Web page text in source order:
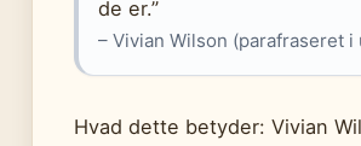
de er.”
– Vivian Wilson (parafraseret i
Hvad dette betyder: Vivian